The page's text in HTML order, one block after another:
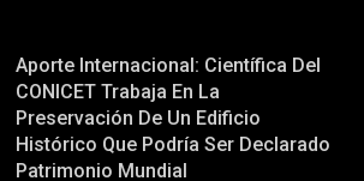
Aporte Internacional: Científica Del
CONICET Trabaja En La
Preservación De Un Edificio
Histórico Que Podría Ser Declarado
Patrimonio Mundial